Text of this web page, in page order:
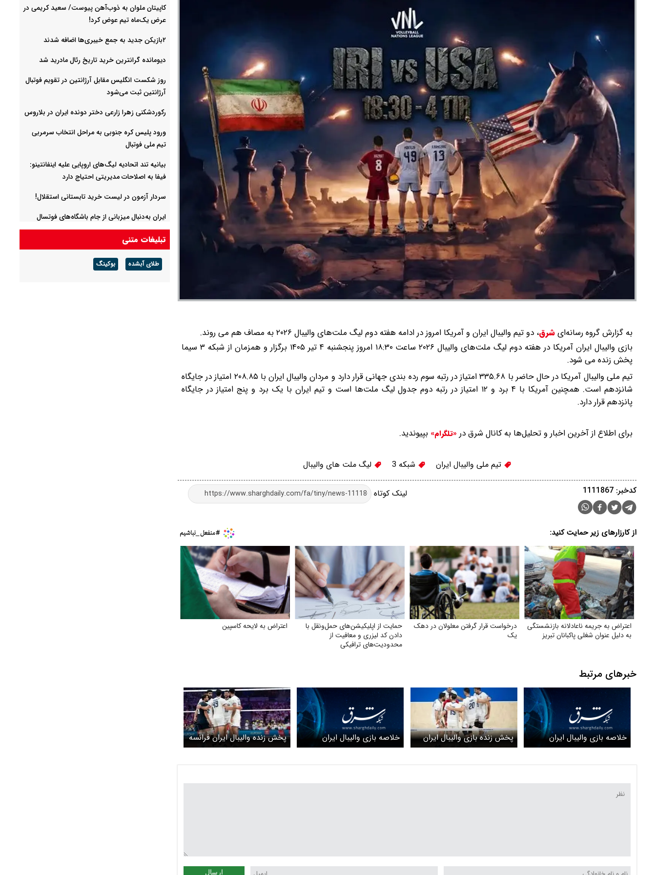
به گزارش گروه رسانه‌ایشرق، دو تیم والیبال ایران و آمریکا امروز در ادامه هفته دوم لیگ ملت‌های والیبال ۲۰۲۶ به مصاف هم می روند.
بازی والیبال ایران آمریکا در هفته دوم لیگ ملت‌های والیبال ۲۰۲۶ ساعت ۱۸:۳۰ امروز پنجشنبه ۴ تیر ۱۴۰۵ برگزار و همزمان از شبکه ۳ سیما
پخش زنده می شود.
تیم ملی والیبال آمریکا در حال حاضر با ۳۳۵.۶۸ امتیاز در رتبه سوم رده بندی جهانی قرار دارد و مردان والیبال ایران با ۲۰۸.۸۵ امتیاز در جایگاه
شانزدهم است. همچنین آمریکا با ۴ برد و ۱۲ امتیاز در رتبه دوم جدول لیگ ملت‌ها است و تیم ایران با یک برد و پنج امتیاز در جایگاه
پانزدهم قرار دارد.
برای اطلاع از آخرین اخبار و تحلیل‌ها به کانال شرق در «تلگرام» بپیوندید.
تیم ملی والیبال ایران شبکه 3 لیگ ملت های والیبال
لینک کوتاه کدخبر: 1111867
از کارزارهای زیر حمایت کنید:
اعتراض به جریمه ناعادلانه بازنشستگی
به دلیل عنوان شغلی پاکبانان تبریز
درخواست قرار گرفتن معلولان در دهک
یک
حمایت از اپلیکیشن‌های حمل‌ونقل با
دادن کد لیزری و معافیت از
محدودیت‌های ترافیکی
اعتراض به لایحه کاسپین
خبرهای مرتبط
خلاصه بازی والیبال ایران
فرانسه را ببینید + ویدیو
پخش زنده بازی والیبال ایران
فرانسه را ببینید + لینک
خلاصه بازی والیبال ایران
بلغارستان را ببینید + ویدیو
پخش زنده والیبال ایران فرانسه
را ببینید + لینک
ارسال
کاپیتان ملوان به ذوب‌آهن پیوست/ سعید کریمی در
عرض یک‌ماه تیم عوض کرد!
۲بازیکن جدید به جمع خیبری‌ها اضافه شدند
دیومانده گرانترین خرید تاریخ رئال مادرید شد
روز شکست انگلیس مقابل آرژانتین در تقویم فوتبال
آرژانتین ثبت می‌شود
رکوردشکنی زهرا زارعی دختر دونده ایران در بلاروس
ورود پلیس کره جنوبی به مراحل انتخاب سرمربی
تیم ملی فوتبال
بیانیه تند اتحادیه لیگ‌های اروپایی علیه اینفانتینو:
فیفا به اصلاحات مدیریتی احتیاج دارد
سردار آزمون در لیست خرید تابستانی استقلال!
ایران به‌دنبال میزبانی از جام باشگاه‌های فوتسال
آسیا
تبلیغات متنی
طلای آبشده بوکینگ